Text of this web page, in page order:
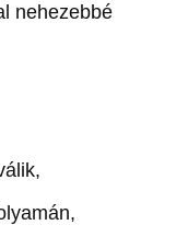
nehezebbé